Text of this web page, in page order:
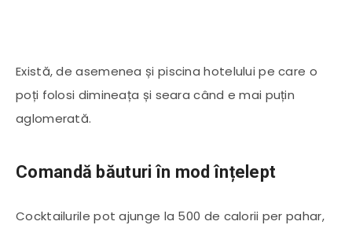
Există, de asemenea și piscina hotelului pe care o
poți folosi dimineața și seara când e mai puțin
aglomerată.
Comandă băuturi în mod înțelept
Cocktailurile pot ajunge la 500 de calorii per pahar,